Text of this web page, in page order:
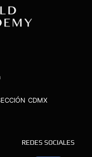
CDMX
REDES SOCIALES